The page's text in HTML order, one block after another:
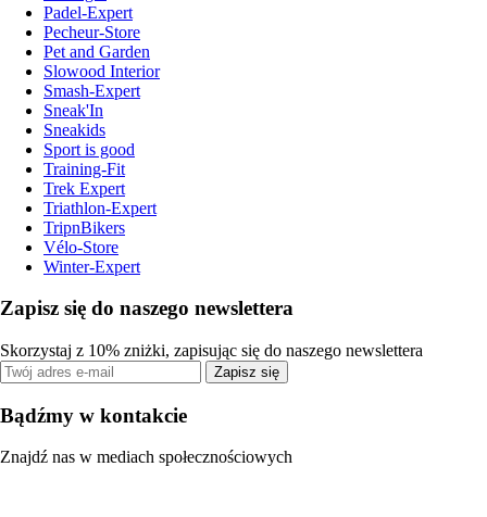
Padel-Expert
Pecheur-Store
Pet and Garden
Slowood Interior
Smash-Expert
Sneak'In
Sneakids
Sport is good
Training-Fit
Trek Expert
Triathlon-Expert
TripnBikers
Vélo-Store
Winter-Expert
Zapisz się do naszego newslettera
Skorzystaj z 10% zniżki, zapisując się do naszego newslettera
Zapisz się
Bądźmy w kontakcie
Znajdź nas w mediach społecznościowych